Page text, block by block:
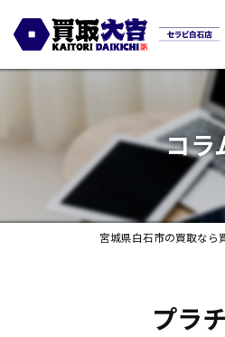
コラ
宮城県白石市の買取なら
プラ